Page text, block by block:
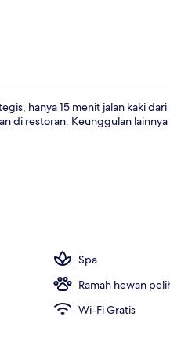
hanya 15 menit jalan kaki
di restoran. Keunggulan
Spa
Ramah hewan
Wi-Fi Gratis